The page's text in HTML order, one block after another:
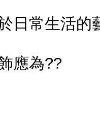
日常生活
應為??